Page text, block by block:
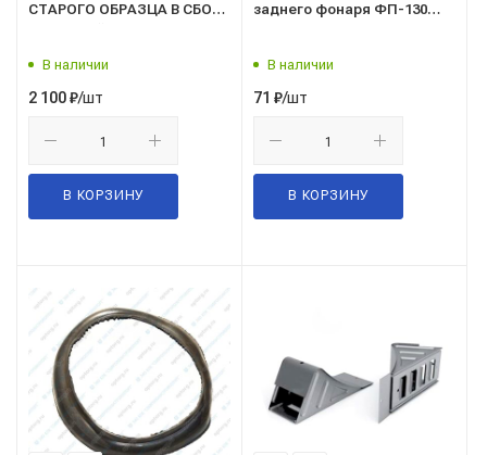
СТАРОГО ОБРАЗЦА В СБОРЕ
В наличии
2 100₽/шт
В КОРЗИНУ
заднего фонаря ФП-130
В наличии
71 ₽/шт
В КОРЗИНУ